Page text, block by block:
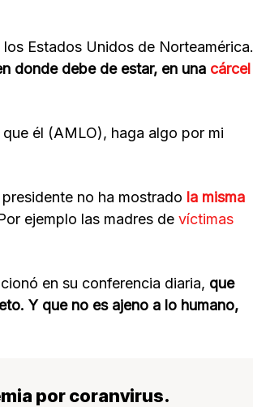
Estados Unidos de Norteamérica.
donde debe de estar, en una cárcel
él (AMLO), haga algo por mi
no ha mostrado la misma
ejemplo las madres de víctimas
en su conferencia diaria, que
Y que no es ajeno a lo humano,
por coranvirus.